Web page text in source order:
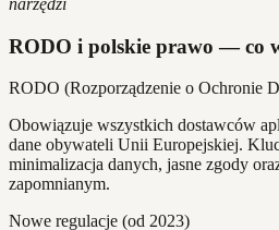
narzędzi
RODO i polskie prawo — co
RODO (Rozporządzenie o Ochronie
Obowiązuje wszystkich dostawców
dane obywateli Unii Europejskiej.
minimalizacja danych, jasne zgody
zapomnianym.
Nowe regulacje (od 2023)